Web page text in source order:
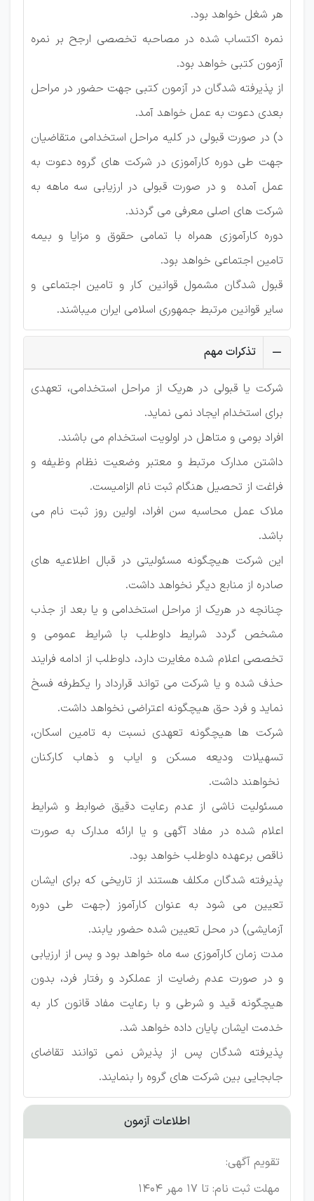
هر شغل خواهد بود.
نمره اکتساب شده در مصاحبه تخصصی ارجح بر نمره
آزمون کتبی خواهد بود.
از پذیرفته شدگان در آزمون کتبی جهت حضور در مراحل
بعدی دعوت به عمل خواهد آمد.
د) در صورت قبولی در کلیه مراحل استخدامی متقاضیان
جهت طی دوره کارآموزی در شرکت های گروه دعوت به
عمل آمده و در صورت قبولی در ارزیابی سه ماهه به
شرکت های اصلی معرفی می گردند.
دوره کارآموزی همراه با تمامی حقوق و مزایا و بیمه
تامین اجتماعی خواهد بود.
قبول شدگان مشمول قوانین کار و تامین اجتماعی و
سایر قوانین مرتبط جمهوری اسلامی ایران میباشند.
تذکرات مهم
شرکت یا قبولی در هریک از مراحل استخدامی، تعهدی
برای استخدام ایجاد نمی نماید.
افراد بومی و متاهل در اولویت استخدام می باشند.
داشتن مدارک مرتبط و معتبر وضعیت نظام وظیفه و
فراغت از تحصیل هنگام ثبت نام الزامیست.
ملاک عمل محاسبه سن افراد، اولین روز ثبت نام می
باشد.
این شرکت هیچگونه مسئولیتی در قبال اطلاعیه های
صادره از منابع دیگر نخواهد داشت.
چنانچه در هریک از مراحل استخدامی و یا بعد از جذب
مشخص گردد شرایط داوطلب با شرایط عمومی و
تخصصی اعلام شده مغایرت دارد، داوطلب از ادامه فرایند
حذف شده و یا شرکت می تواند قرارداد را یکطرفه فسخ
نماید و فرد حق هیچگونه اعتراضی نخواهد داشت.
شرکت ها هیچگونه تعهدی نسبت به تامین اسکان،
تسهیلات ودیعه مسکن و ایاب و ذهاب کارکنان
نخواهند داشت.
مسئولیت ناشی از عدم رعایت دقیق ضوابط و شرایط
اعلام شده در مفاد آگهی و یا ارائه مدارک به صورت
ناقص برعهده داوطلب خواهد بود.
پذیرفته شدگان مکلف هستند از تاریخی که برای ایشان
تعیین می شود به عنوان کارآموز (جهت طی دوره
آزمایشی) در محل تعیین شده حضور یابند.
مدت زمان کارآموزی سه ماه خواهد بود و پس از ارزیابی
و در صورت عدم رضایت از عملکرد و رفتار فرد، بدون
هیچگونه قید و شرطی و با رعایت مفاد قانون کار به
خدمت ایشان پایان داده خواهد شد.
پذیرفته شدگان پس از پذیرش نمی توانند تقاضای
جابجایی بین شرکت های گروه را بنمایند.
اطلاعات آزمون
تقویم آگهی:
مهلت ثبت نام: تا 17 مهر 1404